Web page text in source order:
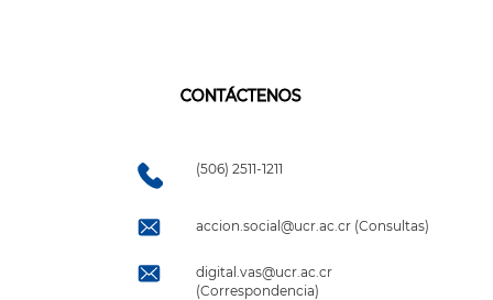
CONTÁCTENOS
(506) 2511-1211
accion.social@ucr.ac.cr (Consultas)
digital.vas@ucr.ac.cr
(Correspondencia)